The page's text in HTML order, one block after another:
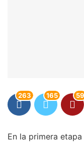
263 165 59
En la primera